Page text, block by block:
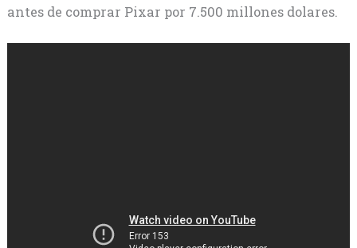
antes de comprar Pixar por 7.500 millones dolares.